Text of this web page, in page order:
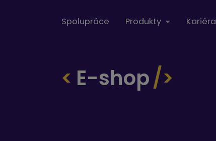
Spolupráce Produkty Kariéra
e-shop